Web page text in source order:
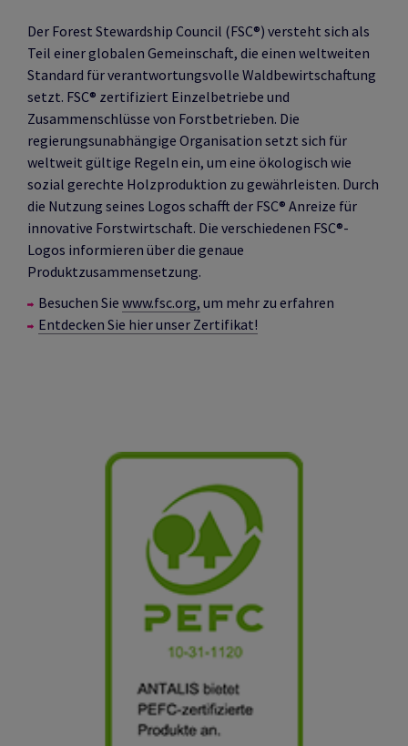
Der Forest Stewardship Council (FSC®) versteht sich als
Teil einer globalen Gemeinschaft, die einen weltweiten
Standard für verantwortungsvolle Waldbewirtschaftung
setzt. FSC® zertifiziert Einzelbetriebe und
Zusammenschlüsse von Forstbetrieben. Die
regierungsunabhängige Organisation setzt sich für
weltweit gültige Regeln ein, um eine ökologisch wie
sozial gerechte Holzproduktion zu gewährleisten. Durch
die Nutzung seines Logos schafft der FSC® Anreize für
innovative Forstwirtschaft. Die verschiedenen FSC®-
Logos informieren über die genaue
Produktzusammensetzung.
Besuchen Sie www.fsc.org, um mehr zu erfahren
Entdecken Sie hier unser Zertifikat!